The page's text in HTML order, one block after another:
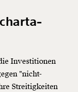
Investitionen
"nicht-
Streitigkeiten